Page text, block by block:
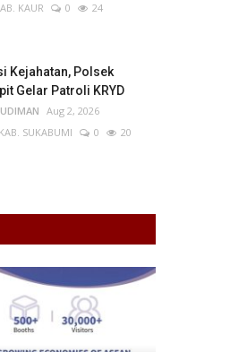
KAUR 0
24
Kejahatan, Polsek
Gelar Patroli KRYD
Aug 2, 2026
KAB. SUKABUMI 0
20